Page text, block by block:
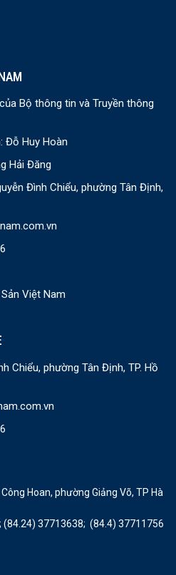
Bộ thông tin và Truyền thông
Đỗ Huy Hoàn
Hải Đăng
Đình Chiểu, phường Tân Định,
Việt Nam
Chiểu, phường Tân Định, TP. Hồ
Hoan, phường Giảng Võ, TP Hà
(84.24) 37713638; (84.4) 37711756